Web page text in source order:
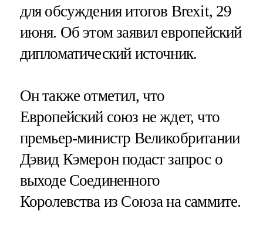
для обсуждения итогов Brexit, 29
июня. Об этом заявил европейский
дипломатический источник.
Он также отметил, что
Европейский союз не ждет, что
премьер-министр Великобритании
Дэвид Кэмерон подаст запрос о
выходе Соединенного
Королевства из Союза на саммите.